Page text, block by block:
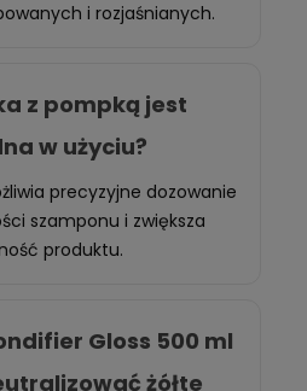
i rozjaśnianych.
z pompką jest
w użyciu?
precyzyjne dozowanie
szamponu i zwiększa
produktu.
Gloss 500 ml
żółte